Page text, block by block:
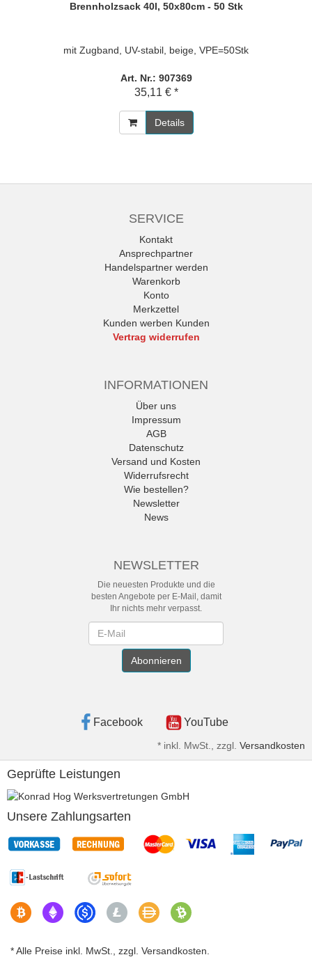
Brennholzsack 40l, 50x80cm - 50 Stk
mit Zugband, UV-stabil, beige, VPE=50Stk
Art. Nr.: 907369
35,11 € *
Details
SERVICE
Kontakt
Ansprechpartner
Handelspartner werden
Warenkorb
Konto
Merkzettel
Kunden werben Kunden
Vertrag widerrufen
INFORMATIONEN
Über uns
Impressum
AGB
Datenschutz
Versand und Kosten
Widerrufsrecht
Wie bestellen?
Newsletter
News
NEWSLETTER
Die neuesten Produkte und die
besten Angebote per E-Mail, damit
Ihr nichts mehr verpasst.
Abonnieren
Facebook YouTube
* inkl. MwSt., zzgl. Versandkosten
Geprüfte Leistungen
Unsere Zahlungsarten
* Alle Preise inkl. MwSt., zzgl. Versandkosten.